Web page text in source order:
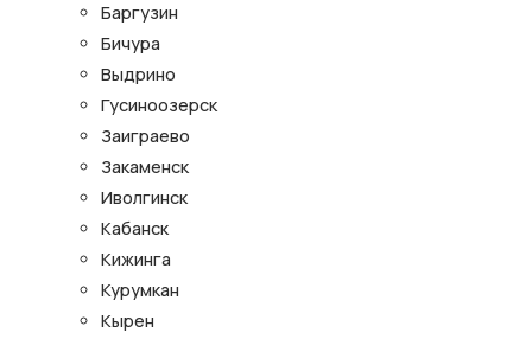
Баргузин
Бичура
Выдрино
Гусиноозерск
Заиграево
Закаменск
Иволгинск
Кабанск
Кижинга
Курумкан
Кырен